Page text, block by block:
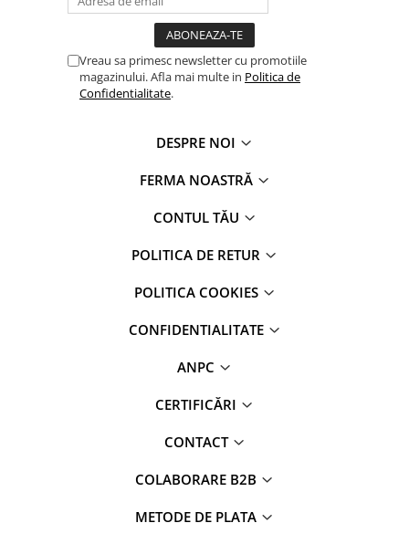
Vreau sa primesc newsletter cu promotiile
magazinului. Afla mai multe in Politica de
Confidentialitate.
DESPRE NOI
FERMA NOASTRĂ
CONTUL TĂU
POLITICA DE RETUR
POLITICA COOKIES
CONFIDENTIALITATE
ANPC
CERTIFICĂRI
CONTACT
COLABORARE B2B
METODE DE PLATA